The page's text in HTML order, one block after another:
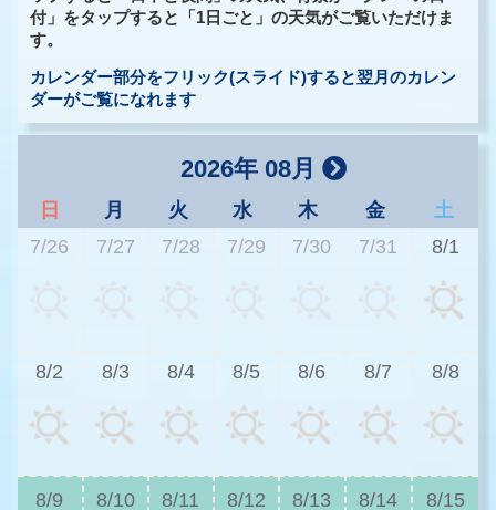
付」をタップすると「1日ごと」の天気がご覧いただけま
す。
カレンダー部分をフリック(スライド)すると翌月のカレン
ダーがご覧になれます
2026年 08月
日 月 火 水 木 金
土
7/26
7/27 7/28 7/29 7/30 7/31 8/1
8/2 8/3 8/4 8/5 8/6 8/7 8/8
8/9 8/10 8/11 8/12 8/13 8/14 8/15